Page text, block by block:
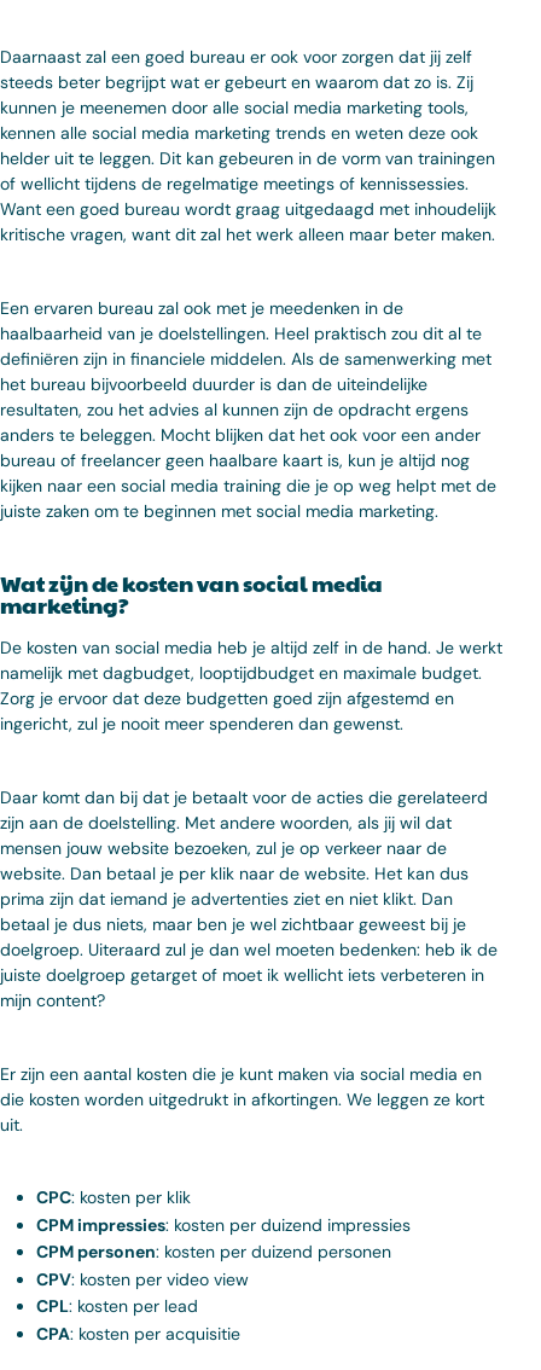
Daarnaast zal een goed bureau er ook voor zorgen dat jij zelf
steeds beter begrijpt wat er gebeurt en waarom dat zo is. Zij
kunnen je meenemen door alle social media marketing tools,
kennen alle social media marketing trends en weten deze ook
helder uit te leggen. Dit kan gebeuren in de vorm van trainingen
of wellicht tijdens de regelmatige meetings of kennissessies.
Want een goed bureau wordt graag uitgedaagd met inhoudelijk
kritische vragen, want dit zal het werk alleen maar beter maken.
Een ervaren bureau zal ook met je meedenken in de
haalbaarheid van je doelstellingen. Heel praktisch zou dit al te
definiëren zijn in financiele middelen. Als de samenwerking met
het bureau bijvoorbeeld duurder is dan de uiteindelijke
resultaten, zou het advies al kunnen zijn de opdracht ergens
anders te beleggen. Mocht blijken dat het ook voor een ander
bureau of freelancer geen haalbare kaart is, kun je altijd nog
kijken naar een social media training die je op weg helpt met de
juiste zaken om te beginnen met social media marketing.
Wat zijn de kosten van social media
marketing?
De kosten van social media heb je altijd zelf in de hand. Je werkt
namelijk met dagbudget, looptijdbudget en maximale budget.
Zorg je ervoor dat deze budgetten goed zijn afgestemd en
ingericht, zul je nooit meer spenderen dan gewenst.
Daar komt dan bij dat je betaalt voor de acties die gerelateerd
zijn aan de doelstelling. Met andere woorden, als jij wil dat
mensen jouw website bezoeken, zul je op verkeer naar de
website. Dan betaal je per klik naar de website. Het kan dus
prima zijn dat iemand je advertenties ziet en niet klikt. Dan
betaal je dus niets, maar ben je wel zichtbaar geweest bij je
doelgroep. Uiteraard zul je dan wel moeten bedenken: heb ik de
juiste doelgroep getarget of moet ik wellicht iets verbeteren in
mijn content?
Er zijn een aantal kosten die je kunt maken via social media en
die kosten worden uitgedrukt in afkortingen. We leggen ze kort
uit.
CPC: kosten per klik
CPM impressies: kosten per duizend impressies
CPM personen: kosten per duizend personen
CPV: kosten per video view
CPL: kosten per lead
CPA: kosten per acquisitie